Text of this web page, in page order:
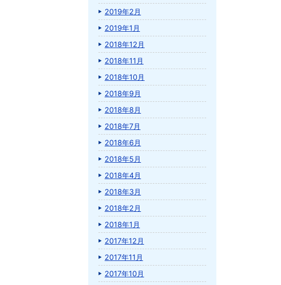
2019年2月
2019年1月
2018年12月
2018年11月
2018年10月
2018年9月
2018年8月
2018年7月
2018年6月
2018年5月
2018年4月
2018年3月
2018年2月
2018年1月
2017年12月
2017年11月
2017年10月